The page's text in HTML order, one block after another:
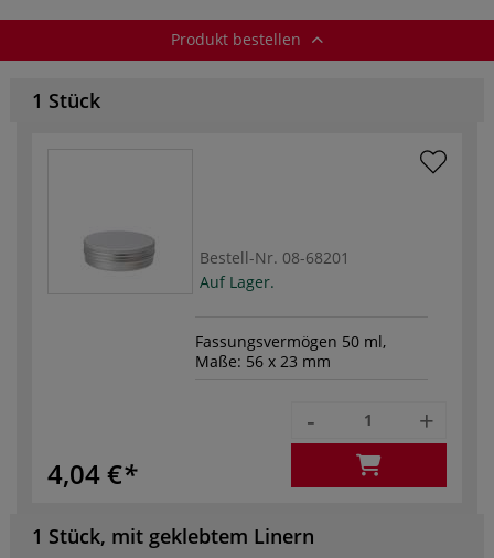
Produkt bestellen
1 Stück
Bestell-Nr. 08-68201
Auf Lager.
Fassungsvermögen 50 ml,
Maße: 56 x 23 mm
4,04 €
- +
1 Stück, mit geklebtem Linern